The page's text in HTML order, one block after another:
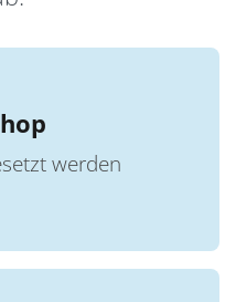
werden